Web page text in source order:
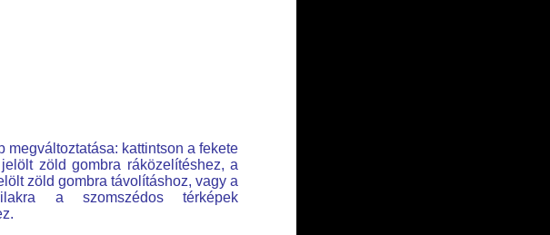
megváltoztatása: kattintson a fekete
jelölt zöld gombra ráközelítéshez, a
zöld gombra távolításhoz, vagy a
a szomszédos térképek